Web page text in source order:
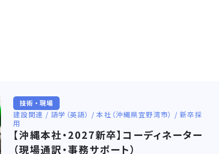
技術・現場
建設関連 / 語学（英語） / 本社（沖縄県宜野湾市） / 新卒採
用
【沖縄本社・2027新卒】コーディネーター
（現場通訳・事務サポート）